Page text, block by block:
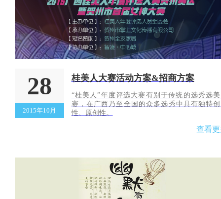
28
2015年10月
桂美人大赛活动方案&招商方案
“桂美人”年度评选大赛有别于传统的选秀选
赛，在广西乃至全国的众多选秀中具有独特
性、原创性。
查看